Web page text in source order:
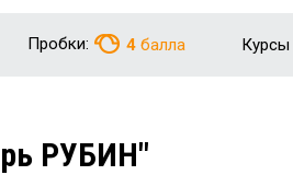
Пробки: 4 балла
РУБИН"